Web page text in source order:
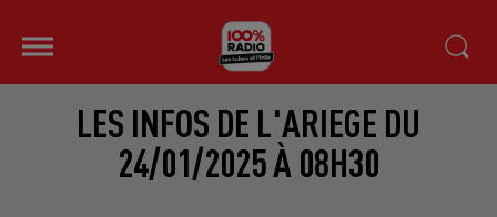
LES INFOS DE L'ARIEGE DU
24/01/2025 À 08H30